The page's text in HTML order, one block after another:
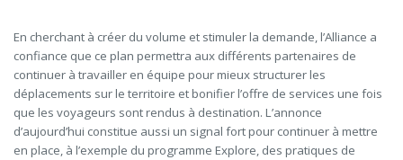
En cherchant à créer du volume et stimuler la demande, l’Alliance a
confiance que ce plan permettra aux différents partenaires de
continuer à travailler en équipe pour mieux structurer les
déplacements sur le territoire et bonifier l’offre de services une fois
que les voyageurs sont rendus à destination. L’annonce
d’aujourd’hui constitue aussi un signal fort pour continuer à mettre
en place, à l’exemple du programme Explore, des pratiques de